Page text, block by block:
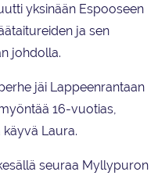
yksinään Espooseen
ja sen
johdolla.
jäi Lappeenrantaan
16-vuotias,
Laura.
seuraa Myllypuron